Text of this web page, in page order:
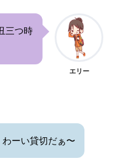
三つ時
エリー
ーい貸切だぁ〜